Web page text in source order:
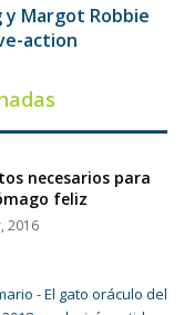
y Margot Robbie
action
necesarios para
feliz
2016